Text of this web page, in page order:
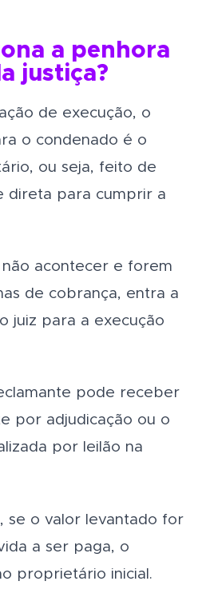
a penhora
justiça?
de execução, o
o condenado é o
ou seja, feito de
direta para cumprir a
acontecer e forem
de cobrança, entra a
juiz para a execução
pode receber
por adjudicação ou o
por leilão na
se o valor levantado for
a ser paga, o
proprietário inicial.